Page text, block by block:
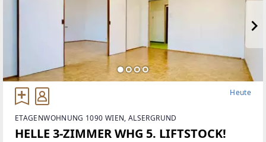
Heute
ETAGENWOHNUNG 1090 WIEN, ALSERGRUND
HELLE 3-ZIMMER WHG 5. LIFTSTOCK!